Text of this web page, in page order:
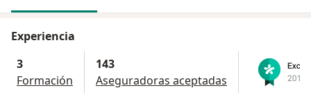
Experiencia
3
Formación
143
Aseguradoras aceptadas